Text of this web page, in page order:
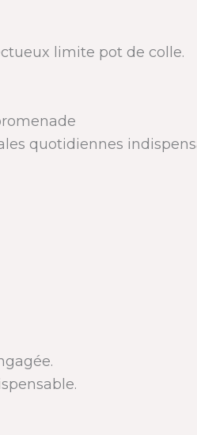
limite pot de colle.
quotidiennes